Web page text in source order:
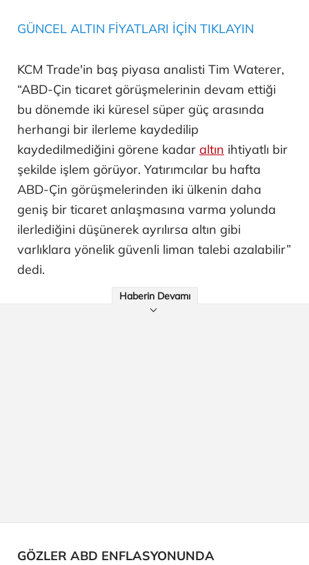
GÜNCEL ALTIN FİYATLARI İÇİN TIKLAYIN
KCM Trade'in baş piyasa analisti Tim Waterer,
“ABD-Çin ticaret görüşmelerinin devam ettiği
bu dönemde iki küresel süper güç arasında
herhangi bir ilerleme kaydedilip
kaydedilmediğini görene kadar altın ihtiyatlı bir
şekilde işlem görüyor. Yatırımcılar bu hafta
ABD-Çin görüşmelerinden iki ülkenin daha
geniş bir ticaret anlaşmasına varma yolunda
ilerlediğini düşünerek ayrılırsa altın gibi
varlıklara yönelik güvenli liman talebi azalabilir”
dedi.
Haberin Devamı
GÖZLER ABD ENFLASYONUNDA